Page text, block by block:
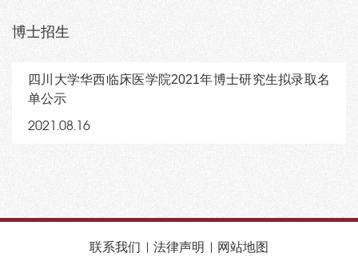
博士招生
四川大学华西临床医学院2021年博士研究生拟录取名
单公示
2021.08.16
联系我们 法律声明 网站地图